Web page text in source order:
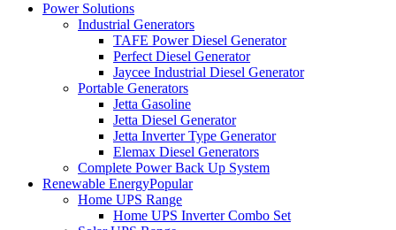
Power Solutions
Industrial Generators
TAFE Power Diesel Generator
Perfect Diesel Generator
Jaycee Industrial Diesel Generator
Portable Generators
Jetta Gasoline
Jetta Diesel Generator
Jetta Inverter Type Generator
Elemax Diesel Generators
Complete Power Back Up System
Renewable EnergyPopular
Home UPS Range
Home UPS Inverter Combo Set